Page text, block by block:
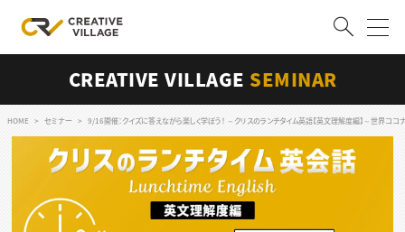
ログイン 会員登録
クリエイター求人を探す
CREATIVE VILLAGE SEMINAR
HOME セミナー 9/16開催：クイズに答えながら楽しく学ぼう！ ～クリスのランチタイム英語【英文理解度編】～世界ココ